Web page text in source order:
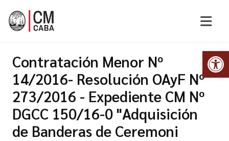
Contratación Menor Nº
14/2016- Resolución OAyF Nº
273/2016 - Expediente CM Nº
DGCC 150/16-0 "Adquisición
de Banderas de Ceremoni